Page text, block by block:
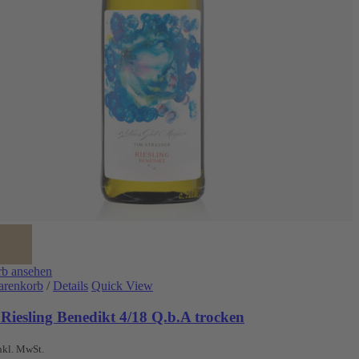
ansehen
/ Details Quick View
Benedikt 4/18 Q.b.A trocken
MwSt.